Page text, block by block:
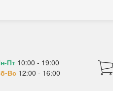
Пт 10:00 - 19:00
Вс 12:00 - 16:00